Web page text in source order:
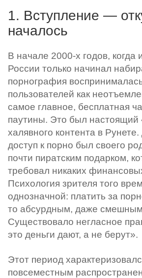
1. Вступление —
началось
В начале 2000-х годов, когда
России только начинал
порнография
пользователей как
самое главное, бесплатная
паутины. Это был настоящий
халявного контента в
доступ к порно был своего
почти пиратским подарком,
требовал никаких
Психология зрителя того
однозначной: платить за
то абсурдным, даже
Существовало негласное
это деньги дают, а не берут».
Этот период
повсеместным